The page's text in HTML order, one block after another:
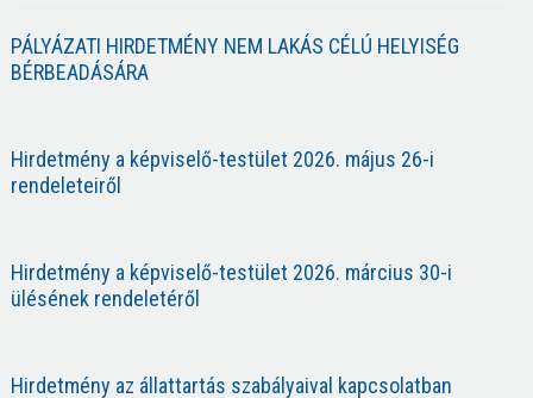
PÁLYÁZATI HIRDETMÉNY NEM LAKÁS CÉLÚ HELYISÉG
BÉRBEADÁSÁRA
Hirdetmény a képviselő-testület 2026. május 26-i
rendeleteiről
Hirdetmény a képviselő-testület 2026. március 30-i
ülésének rendeletéről
Hirdetmény az állattartás szabályaival kapcsolatban